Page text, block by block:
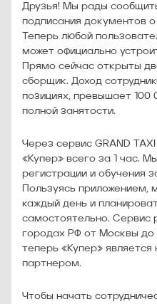
Друзья! Мы рады
подписания документов
Теперь любой
может официально
Прямо сейчас открыты
сборщик. Доход
позициях, превышает 100
полной занятости.
Через сервис GRAND
«Купер» всего за 1 час.
регистрации и обучения
Пользуясь приложением,
каждый день и
самостоятельно. Сервис
городах РФ от Москвы до
теперь «Купер»
партнером.
Чтобы начать